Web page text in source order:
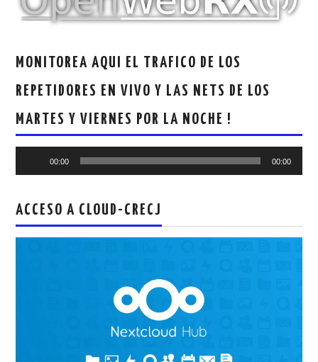
MONITOREA AQUI EL TRAFICO DE LOS
REPETIDORES EN VIVO Y LAS NETS DE LOS
MARTES Y VIERNES POR LA NOCHE !
00:00 00:00
ACCESO A CLOUD-CRECJ